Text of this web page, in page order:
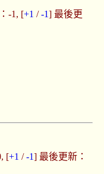
-1, [+1 /-1] 最後更
[+1 /-1] 最後更新：